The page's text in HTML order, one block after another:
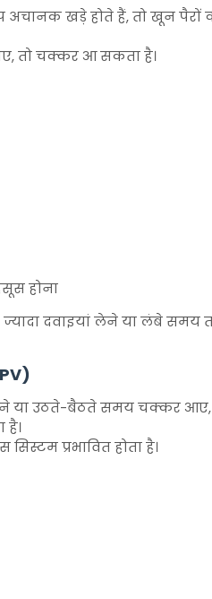
खड़े होते हैं, तो खून पैरों
तो चक्कर आ सकता है।
होना
ज्यादा दवाइयां लेने या लंबे
या उठते-बैठते समय चक्कर आए,
है।
प्रभावित होता है।